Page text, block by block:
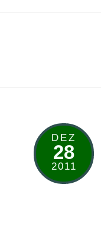
DEZ
28
2011